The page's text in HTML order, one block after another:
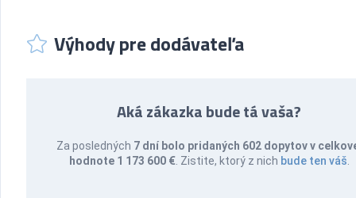
Výhody pre dodávateľa
Aká zákazka bude tá vaša?
Za posledných 7 dní bolo pridaných 602 dopytov v
hodnote 1 173 600 € . Zistite, ktorý z nich bude ten váš